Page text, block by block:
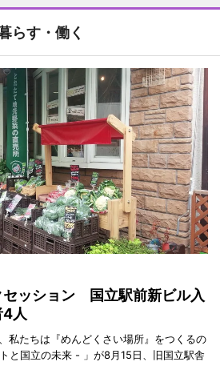
らす・働く
セッション 国立駅前新ビル入
4人
私たちは『めんどくさい場所』をつくるの
と国立の未来 - 」が8月15日、旧国立駅舎